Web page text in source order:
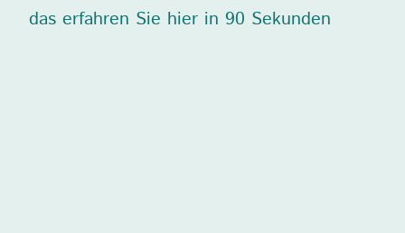
das erfahren Sie hier in 90 Sekunden